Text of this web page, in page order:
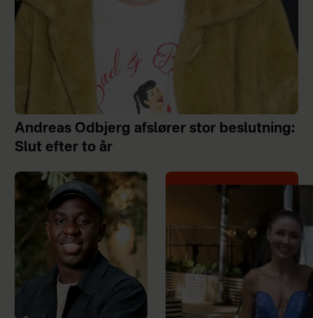
Andreas Odbjerg afslører stor beslutning:
Slut efter to år